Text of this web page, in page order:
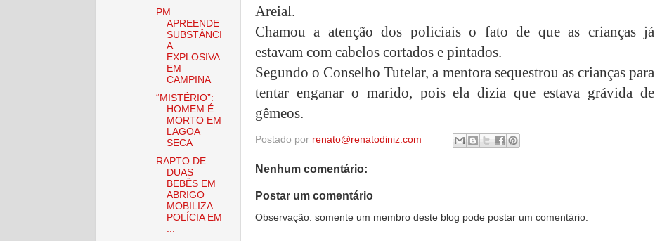
Areial.
Chamou a atenção dos policiais o fato de que as crianças já
estavam com cabelos cortados e pintados.
Segundo o Conselho Tutelar, a mentora sequestrou as crianças para
tentar enganar o marido, pois ela dizia que estava grávida de
gêmeos.
Postado por renato@renatodiniz.com
Nenhum comentário:
Postar um comentário
Observação: somente um membro deste blog pode postar um comentário.
PM
APREENDE
SUBSTÂNCI
A
EXPLOSIVA
EM
CAMPINA
“MISTÉRIO”:
HOMEM É
MORTO EM
LAGOA
SECA
RAPTO DE
DUAS
BEBÊS EM
ABRIGO
MOBILIZA
POLÍCIA EM
...